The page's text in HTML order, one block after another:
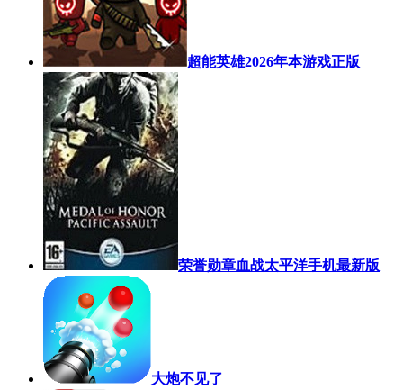
超能英雄2026年本游戏正版
荣誉勋章血战太平洋手机最新版
大炮不见了